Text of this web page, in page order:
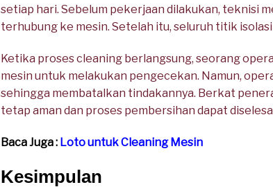
setiap hari. Sebelum pekerjaan dilakukan, teknisi
terhubung ke mesin. Setelah itu, seluruh titik
Ketika proses cleaning berlangsung, seorang
mesin untuk melakukan pengecekan. Namun,
sehingga membatalkan tindakannya. Berkat
tetap aman dan proses pembersihan dapat
Baca Juga : Loto untuk Cleaning Mesin
Kesimpulan